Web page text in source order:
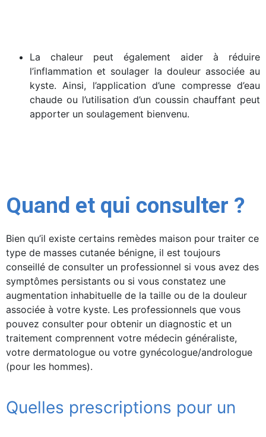
La chaleur peut également aider à réduire
l’inflammation et soulager la douleur associée au
kyste. Ainsi, l’application d’une compresse d’eau
chaude ou l’utilisation d’un coussin chauffant peut
apporter un soulagement bienvenu.
Quand et qui consulter ?
Bien qu’il existe certains remèdes maison pour traiter ce
type de masses cutanée bénigne, il est toujours
conseillé de consulter un professionnel si vous avez des
symptômes persistants ou si vous constatez une
augmentation inhabituelle de la taille ou de la douleur
associée à votre kyste. Les professionnels que vous
pouvez consulter pour obtenir un diagnostic et un
traitement comprennent votre médecin généraliste,
votre dermatologue ou votre gynécologue/andrologue
(pour les hommes).
Quelles prescriptions pour un